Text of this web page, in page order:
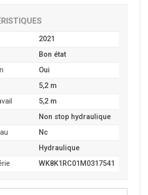
2021
Bon état
Oui
5,2 m
5,2 m
Non stop hydraulique
Nc
Hydraulique
WK8K1RC01M0317541